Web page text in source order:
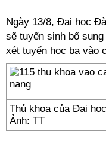
Ngày 13/8, Đại học
sẽ tuyển sinh bổ
xét tuyển học bạ vào
Thủ khoa của Đại
Ảnh: TT